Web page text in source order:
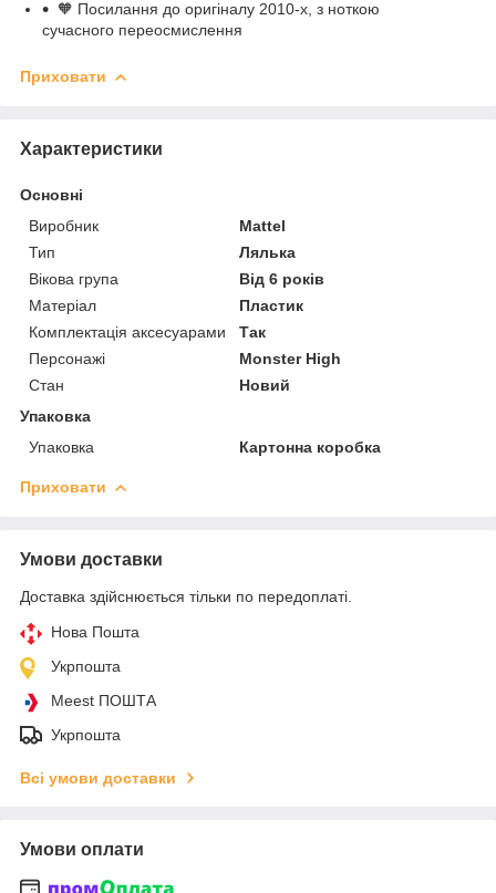
🧡 Посилання до оригіналу 2010-х, з ноткою
сучасного переосмислення
Приховати
Характеристики
Основні
Виробник
Mattel
Тип
Лялька
Вікова група
Від 6 років
Матеріал
Пластик
Комплектація аксесуарами
Так
Персонажі
Monster High
Стан
Новий
Упаковка
Упаковка
Картонна коробка
Приховати
Умови доставки
Доставка здійснюється тільки по передоплаті.
Нова Пошта
Укрпошта
Meest ПОШТА
Укрпошта
Всі умови доставки
Умови оплати